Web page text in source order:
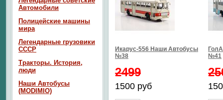
Икарус-556 Наши Автобусы
№38
2499
1500 руб
№41
Автомобили
Полицейские машины
мира
Легендарные грузовики
СССР
Тракторы. История,
люди
Наши Автобусы
(MODIMIO)